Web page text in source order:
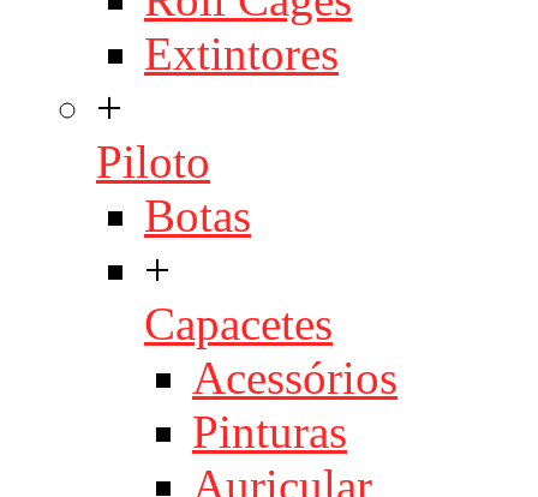
Extintores
+
Piloto
Botas
+
Capacetes
Acessórios
Pinturas
Auricular